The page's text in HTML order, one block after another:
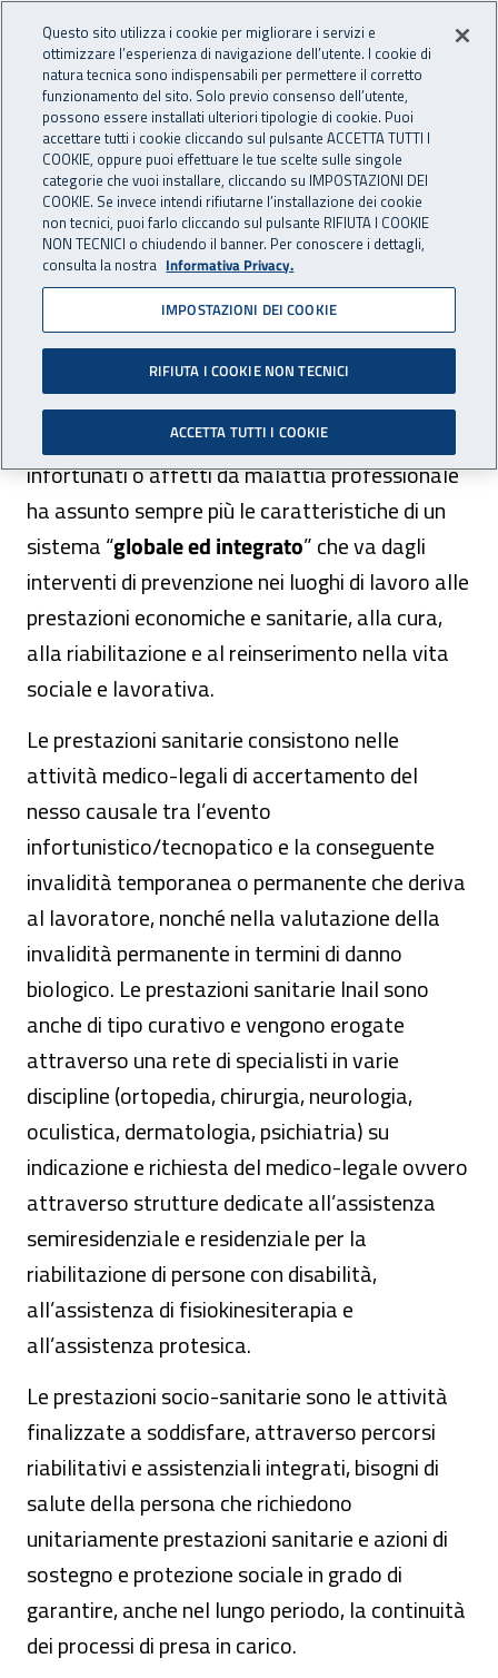
INAIL - Istituto Nazionale
ASSICURAZIONE Apri cerca
Navigazione principale
Navigazione - Ti trovi in:
Home Assicurazione Soggetti tutelati
Titolare artigiano
Aggravamento del danno e revisione della rendita - titolare
artigiano
Prestazioni sanitarie e socio-sanitarie
Prestazioni sanitarie e
socio-sanitarie
La tutela garantita dall’Inail ai lavoratori
infortunati o affetti da malattia professionale
ha assunto sempre più le caratteristiche di un
sistema “globale ed integrato” che va dagli
interventi di prevenzione nei luoghi di lavoro alle
prestazioni economiche e sanitarie, alla cura,
alla riabilitazione e al reinserimento nella vita
sociale e lavorativa.
Le prestazioni sanitarie consistono nelle
attività medico-legali di accertamento del
nesso causale tra l’evento
infortunistico/tecnopatico e la conseguente
invalidità temporanea o permanente che deriva
al lavoratore, nonché nella valutazione della
invalidità permanente in termini di danno
biologico. Le prestazioni sanitarie Inail sono
anche di tipo curativo e vengono erogate
attraverso una rete di specialisti in varie
discipline (ortopedia, chirurgia, neurologia,
oculistica, dermatologia, psichiatria) su
indicazione e richiesta del medico-legale ovvero
attraverso strutture dedicate all’assistenza
semiresidenziale e residenziale per la
riabilitazione di persone con disabilità,
all’assistenza di fisiokinesiterapia e
all’assistenza protesica.
Le prestazioni socio-sanitarie sono le attività
finalizzate a soddisfare, attraverso percorsi
riabilitativi e assistenziali integrati, bisogni di
salute della persona che richiedono
unitariamente prestazioni sanitarie e azioni di
sostegno e protezione sociale in grado di
garantire, anche nel lungo periodo, la continuità
dei processi di presa in carico.
Questo sito utilizza i cookie per migliorare i servizi e
ottimizzare l’esperienza di navigazione dell’utente. I cookie di
natura tecnica sono indispensabili per permettere il corretto
funzionamento del sito. Solo previo consenso dell’utente,
possono essere installati ulteriori tipologie di cookie. Puoi
accettare tutti i cookie cliccando sul pulsante ACCETTA TUTTI I
COOKIE, oppure puoi effettuare le tue scelte sulle singole
categorie che vuoi installare, cliccando su IMPOSTAZIONI DEI
COOKIE. Se invece intendi rifiutarne l’installazione dei cookie
non tecnici, puoi farlo cliccando sul pulsante RIFIUTA I COOKIE
NON TECNICI o chiudendo il banner. Per conoscere i dettagli,
consulta la nostra Informativa Privacy.
IMPOSTAZIONI DEI COOKIE
RIFIUTA I COOKIE NON TECNICI
ACCETTA TUTTI I COOKIE